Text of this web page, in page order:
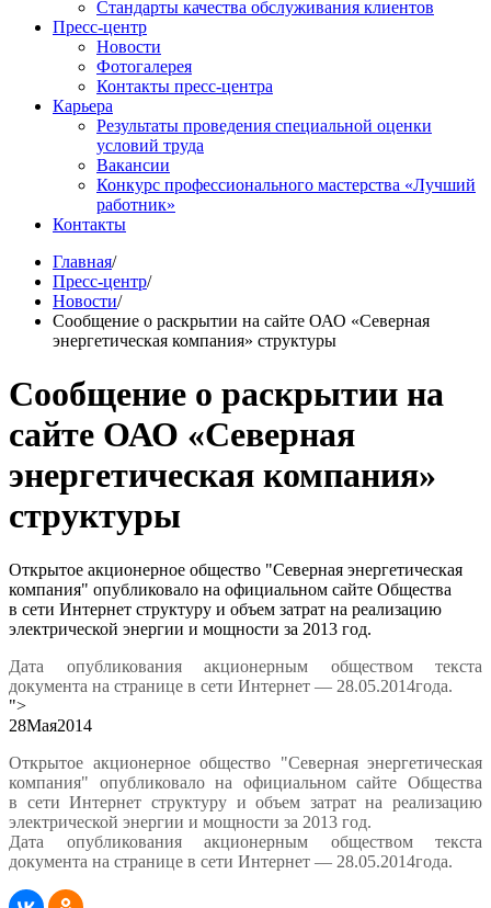
Стандарты качества обслуживания клиентов
Пресс-центр
Новости
Фотогалерея
Контакты пресс-центра
Карьера
Результаты проведения специальной оценки
условий труда
Вакансии
Конкурс профессионального мастерства «Лучший
работник»
Контакты
Главная/
Пресс-центр/
Новости/
Сообщение о раскрытии на сайте ОАО «Северная
энергетическая компания» структуры
Сообщение о раскрытии на
сайте ОАО «Северная
энергетическая компания»
структуры
Открытое акционерное общество "Северная энергетическая
компания" опубликовало на официальном сайте Общества
в сети Интернет структуру и объем затрат на реализацию
электрической энергии и мощности за 2013 год.
Дата опубликования акционерным обществом текста
документа на странице в сети Интернет — 28.05.2014года.
">
28Мая2014
Открытое акционерное общество "Северная энергетическая
компания" опубликовало на официальном сайте Общества
в сети Интернет структуру и объем затрат на реализацию
электрической энергии и мощности за 2013 год.
Дата опубликования акционерным обществом текста
документа на странице в сети Интернет — 28.05.2014года.